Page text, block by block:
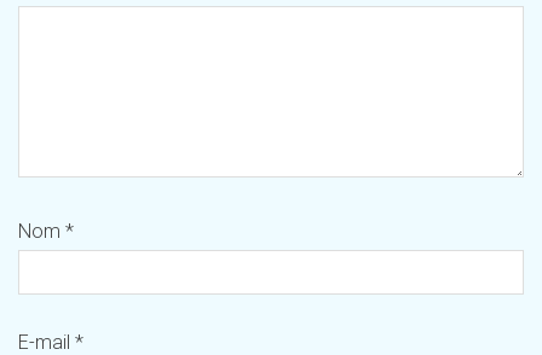
Nom *
E-mail *